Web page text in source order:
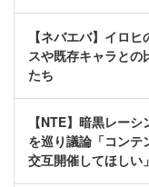
【ネバエバ】イロ
スや既存キャラとの
たち
【NTE】暗黒レー
を巡り議論「コンテ
交互開催してほしい」